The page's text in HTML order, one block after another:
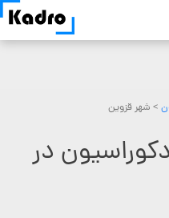
> شهر قزوین
در